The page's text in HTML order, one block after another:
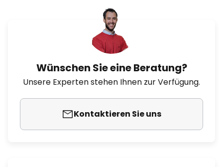
Wünschen Sie eine Beratung?
Unsere Experten stehen Ihnen zur Verfügung.
Kontaktieren Sie uns